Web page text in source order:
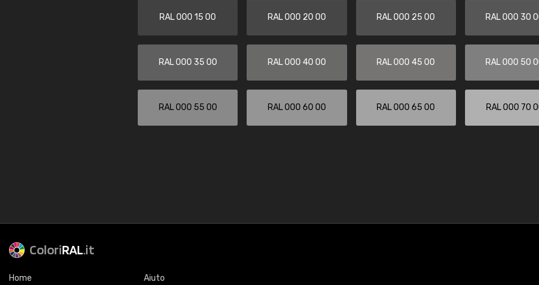
RAL 000 15 00 RAL 000 20 00 RAL 000 25 00 RAL 000 30
RAL 000 35 00 RAL 000 40 00 RAL 000 45 00 RAL 000 50
RAL 000 55 00 RAL 000 60 00 RAL 000 65 00 RAL 000 70
ColoriRAL.it
Home Aiuto